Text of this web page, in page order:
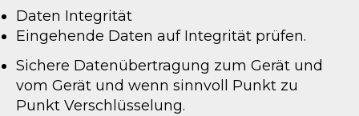
Daten Integrität
Eingehende Daten auf Integrität prüfen.
Sichere Datenübertragung zum Gerät und
vom Gerät und wenn sinnvoll Punkt zu
Punkt Verschlüsselung.